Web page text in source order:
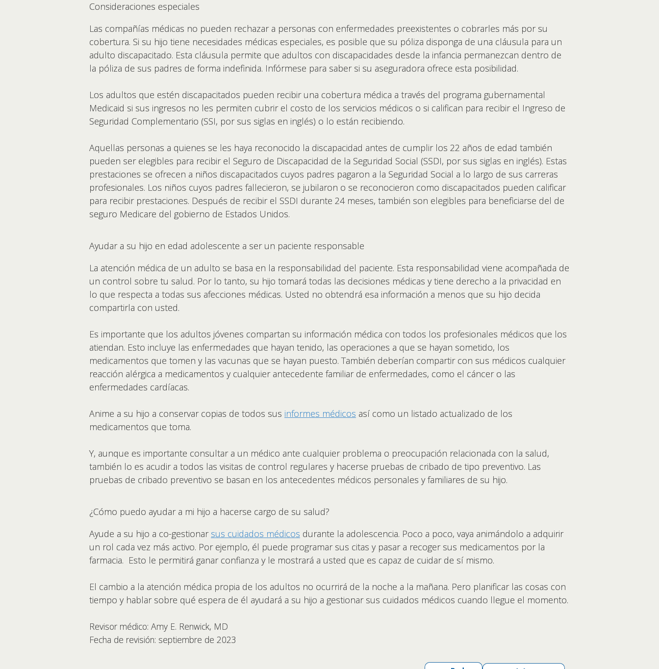
Consideraciones especiales
Las compañías médicas no pueden rechazar a personas con enfermedades preexistentes o cobrarles más por su
cobertura. Si su hijo tiene necesidades médicas especiales, es posible que su póliza disponga de una cláusula para un
adulto discapacitado. Esta cláusula permite que adultos con discapacidades desde la infancia permanezcan dentro de
la póliza de sus padres de forma indefinida. Infórmese para saber si su aseguradora ofrece esta posibilidad.
Los adultos que estén discapacitados pueden recibir una cobertura médica a través del programa gubernamental
Medicaid si sus ingresos no les permiten cubrir el costo de los servicios médicos o si califican para recibir el Ingreso de
Seguridad Complementario (SSI, por sus siglas en inglés) o lo están recibiendo.
Aquellas personas a quienes se les haya reconocido la discapacidad antes de cumplir los 22 años de edad también
pueden ser elegibles para recibir el Seguro de Discapacidad de la Seguridad Social (SSDI, por sus siglas en inglés). Estas
prestaciones se ofrecen a niños discapacitados cuyos padres pagaron a la Seguridad Social a lo largo de sus carreras
profesionales. Los niños cuyos padres fallecieron, se jubilaron o se reconocieron como discapacitados pueden calificar
para recibir prestaciones. Después de recibir el SSDI durante 24 meses, también son elegibles para beneficiarse del de
seguro Medicare del gobierno de Estados Unidos.
Ayudar a su hijo en edad adolescente a ser un paciente responsable
La atención médica de un adulto se basa en la responsabilidad del paciente. Esta responsabilidad viene acompañada de
un control sobre tu salud. Por lo tanto, su hijo tomará todas las decisiones médicas y tiene derecho a la privacidad en
lo que respecta a todas sus afecciones médicas. Usted no obtendrá esa información a menos que su hijo decida
compartirla con usted.
Es importante que los adultos jóvenes compartan su información médica con todos los profesionales médicos que los
atiendan. Esto incluye las enfermedades que hayan tenido, las operaciones a que se hayan sometido, los
medicamentos que tomen y las vacunas que se hayan puesto. También deberían compartir con sus médicos cualquier
reacción alérgica a medicamentos y cualquier antecedente familiar de enfermedades, como el cáncer o las
enfermedades cardíacas.
Anime a su hijo a conservar copias de todos sus informes médicos así como un listado actualizado de los
medicamentos que toma.
Y, aunque es importante consultar a un médico ante cualquier problema o preocupación relacionada con la salud,
también lo es acudir a todos las visitas de control regulares y hacerse pruebas de cribado de tipo preventivo. Las
pruebas de cribado preventivo se basan en los antecedentes médicos personales y familiares de su hijo.
¿Cómo puedo ayudar a mi hijo a hacerse cargo de su salud?
Ayude a su hijo a co-gestionar sus cuidados médicos durante la adolescencia. Poco a poco, vaya animándolo a adquirir
un rol cada vez más activo. Por ejemplo, él puede programar sus citas y pasar a recoger sus medicamentos por la
farmacia. Esto le permitirá ganar confianza y le mostrará a usted que es capaz de cuidar de sí mismo.
El cambio a la atención médica propia de los adultos no ocurrirá de la noche a la mañana. Pero planificar las cosas con
tiempo y hablar sobre qué espera de él ayudará a su hijo a gestionar sus cuidados médicos cuando llegue el momento.
Revisor médico: Amy E. Renwick, MD
Fecha de revisión: septiembre de 2023